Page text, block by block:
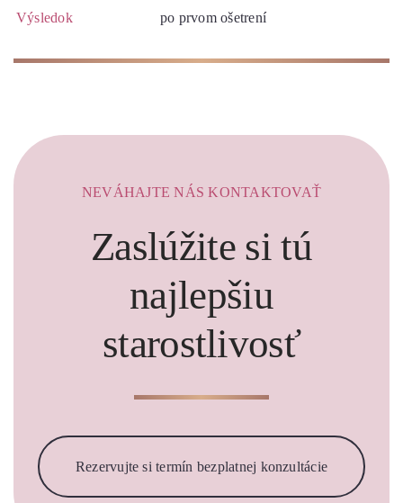
Výsledok po prvom ošetrení
NEVÁHAJTE NÁS KONTAKTOVAŤ
Zaslúžite si tú
najlepšiu
starostlivosť
Rezervujte si termín bezplatnej konzultácie